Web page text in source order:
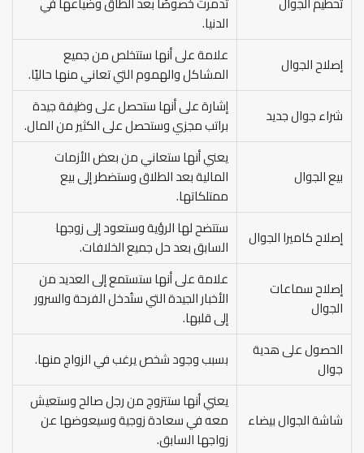
الدنيا.
إصلاح الجوال
علامة على أنها ستتخلص من جميع
المشاكل والهموم التي تعاني منها حاليًا.
شراء جوال جديد
إشارة على أنها ستحصل على وظيفة جيدة
براتب مجزي وستحصل على الكثير من المال.
بيع الجوال
يعني أنها ستعاني من بعض الأزمات
المالية بعد الطلاق وستضطر إلى بيع
ممتلكاتها.
إصلاح كاميرا الجوال
ستتضح لها الرؤية وستعود إلى زوجها
السابق بعد حل جميع الخلافات.
إصلاح سماعات
الجوال
علامة على أنها ستستمع إلى العديد من
الأخبار الجيدة التي ستُدخل الفرحة والسرور
إلى قلبها.
الحصول على هدية
جوال
بسبب وجود شخص يرغب في الزواج منها.
شاشة الجوال بيضاء
يعني أنها ستتزوج من رجل صالح وستعيش
معه في سعادة زوجية وسيعوضها عن
زواجها السابق.